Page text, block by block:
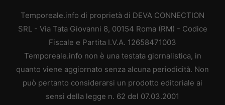
Temporeale.info di proprietà di DEVA CONNECTION
SRL - Via Tata Giovanni 8, 00154 Roma (RM) - Codice
Fiscale e Partita I.V.A. 12658471003
Temporeale.info non è una testata giornalistica, in
quanto viene aggiornato senza alcuna periodicità. Non
può pertanto considerarsi un prodotto editoriale ai
sensi della legge n. 62 del 07.03.2001